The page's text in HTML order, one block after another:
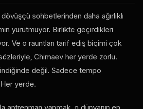
dövüşçü sohbetlerinden daha ağırlıklı
yürütmüyor. Birlikte geçirdikleri
Ve o rauntları tarif ediş biçimi çok
Chimaev her yerde zorlu.
değil. Sadece tempo
yerde.